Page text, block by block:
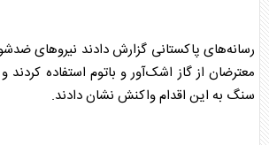
رسانه‌های پاکستانی گزارش دادند نیروهای
معترضان از گاز اشک‌آور و باتوم استفاده کردند
سنگ به این اقدام واکنش نشان دادند.